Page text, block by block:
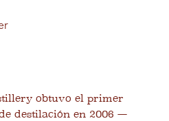
obtuvo el primer
destilación en 2006 —